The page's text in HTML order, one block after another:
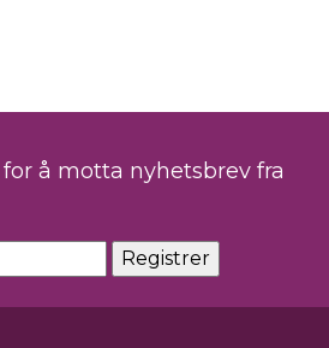
å motta nyhetsbrev fra